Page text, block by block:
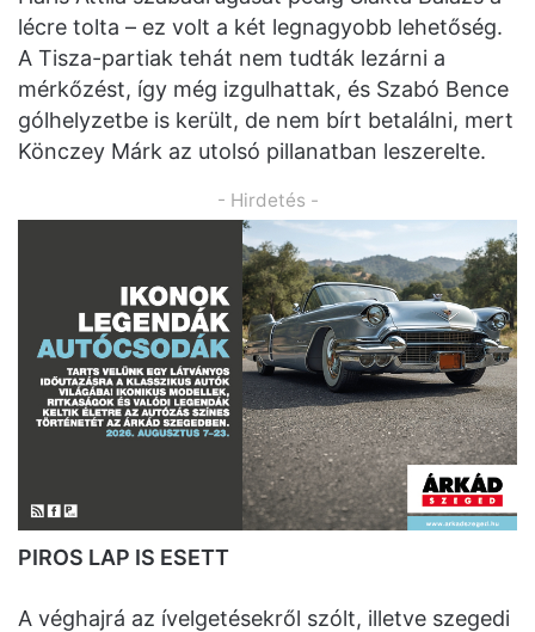
lécre tolta – ez volt a két legnagyobb lehetőség.
A Tisza-partiak tehát nem tudták lezárni a
mérkőzést, így még izgulhattak, és Szabó Bence
gólhelyzetbe is került, de nem bírt betalálni, mert
Könczey Márk az utolsó pillanatban leszerelte.
- Hirdetés -
PIROS LAP IS ESETT
A véghajrá az ívelgetésekről szólt, illetve szegedi